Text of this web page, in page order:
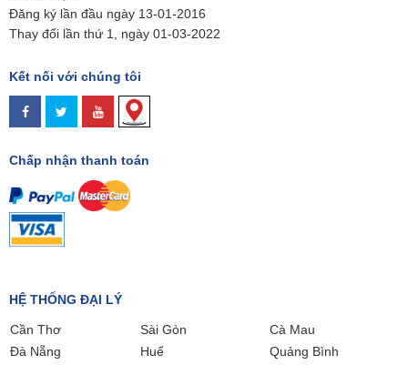
Đăng ký lần đầu ngày 13-01-2016
Thay đổi lần thứ 1, ngày 01-03-2022
Kết nối với chúng tôi
Chấp nhận thanh toán
HỆ THỐNG ĐẠI LÝ
Cần Thơ Sài Gòn
Cà Mau
Đà Nẵng
Huế Quảng Bình